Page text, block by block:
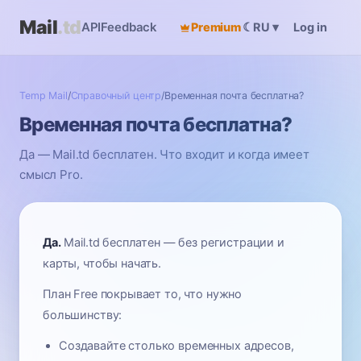
Mail.tdAPIFeedback Premium☾ RU ▾ Log in
Temp Mail/Справочный центр/Временная почта бесплатна?
Временная почта бесплатна?
Да — Mail.td бесплатен. Что входит и когда имеет
смысл Pro.
Да.Mail.td бесплатен — без регистрации и
карты, чтобы начать.
План Free покрывает то, что нужно
большинству:
Создавайте столько временных адресов,